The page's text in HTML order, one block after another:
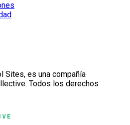
Sites, es una compañía
Todos los derechos